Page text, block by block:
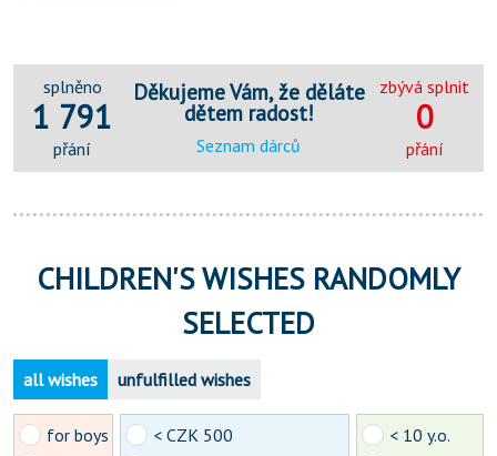
splněno
1 791
přání
Děkujeme Vám, že děláte
dětem radost!
Seznam dárců
zbývá splnit
0
přání
CHILDREN'S WISHES RANDOMLY
SELECTED
all wishes unfulfilled wishes
for boys
< CZK 500
< 10 y.o.